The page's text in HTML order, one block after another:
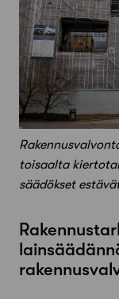
toisaalta
säädökset